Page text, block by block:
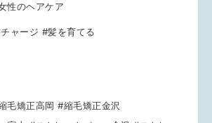
性のヘアケア
ャージ #髪を育てる
毛矯正高岡 #縮毛矯正金沢